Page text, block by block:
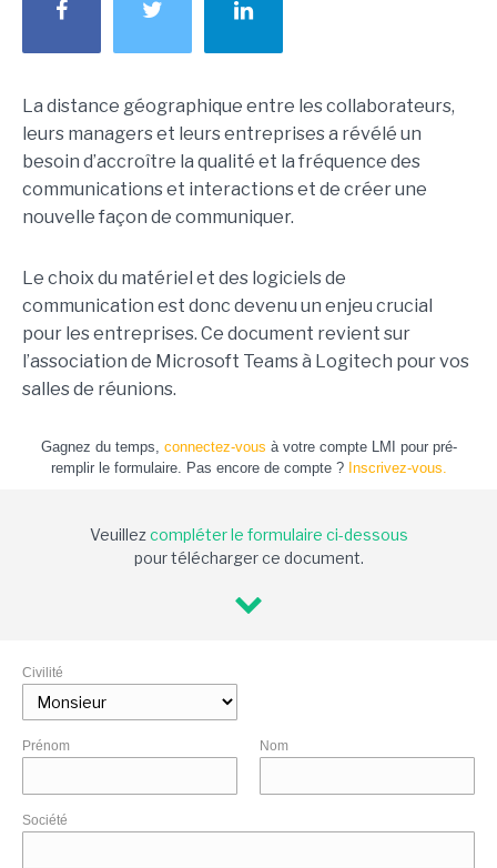
La distance géographique entre les collaborateurs,
leurs managers et leurs entreprises a révélé un
besoin d’accroître la qualité et la fréquence des
communications et interactions et de créer une
nouvelle façon de communiquer.
Le choix du matériel et des logiciels de
communication est donc devenu un enjeu crucial
pour les entreprises. Ce document revient sur
l’association de Microsoft Teams à Logitech pour vos
salles de réunions.
Gagnez du temps, connectez-vous à votre compte LMI pour pré-
remplir le formulaire. Pas encore de compte ? Inscrivez-vous.
Veuillezcompléter le formulaire ci-dessous
pour télécharger ce document.
Civilité
Prénom Nom
Société